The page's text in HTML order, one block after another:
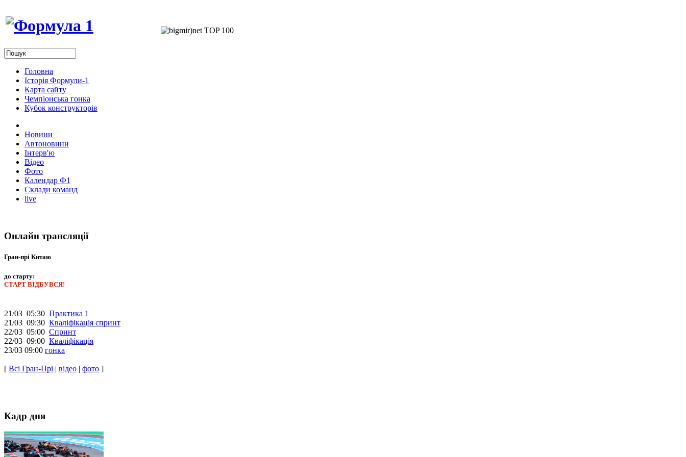
Головна
Історія Формули-1
Карта сайту
Чемпіонська гонка
Кубок конструкторів
Новини
Автоновини
Інтерв'ю
Відео
Фото
Календар Ф1
Склади команд
live
Онлайн трансляції
Гран-прі Китаю
до старту:
СТАРТ ВІДБУВСЯ!
21/03 05:30 Практика 1
21/03 09:30 Кваліфікація спринт
22/03 05:00 Спринт
22/03 09:00 Кваліфікація
23/03 09:00 гонка
[ Всі Гран-Прі | відео | фото ]
Кадр дня